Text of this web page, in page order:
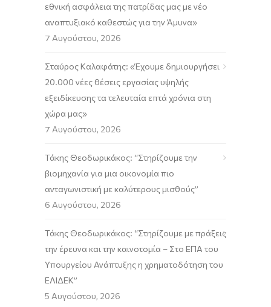
εθνική ασφάλεια της πατρίδας μας με νέο
αναπτυξιακό καθεστώς για την Άμυνα»
7 Αυγούστου, 2026
Σταύρος Καλαφάτης: «Έχουμε δημιουργήσει
20.000 νέες θέσεις εργασίας υψηλής
εξειδίκευσης τα τελευταία επτά χρόνια στη
χώρα μας»
7 Αυγούστου, 2026
Τάκης Θεοδωρικάκος: “Στηρίζουμε την
βιομηχανία για μια οικονομία πιο
ανταγωνιστική με καλύτερους μισθούς”
6 Αυγούστου, 2026
Τάκης Θεοδωρικάκος: “Στηρίζουμε με πράξεις
την έρευνα και την καινοτομία – Στο ΕΠΑ του
Υπουργείου Ανάπτυξης η χρηματοδότηση του
ΕΛΙΔΕΚ”
5 Αυγούστου, 2026